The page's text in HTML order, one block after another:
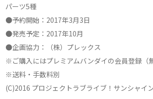
パーツ5種
●予約開始：2017年3月3日
●発売予定：2017年10月
●企画協力：（株）プレックス
※ご購入にはプレミアムバンダイの会員登録（
※送料・手数料別
(C)2016 プロジェクトラブライブ！サンシャイ